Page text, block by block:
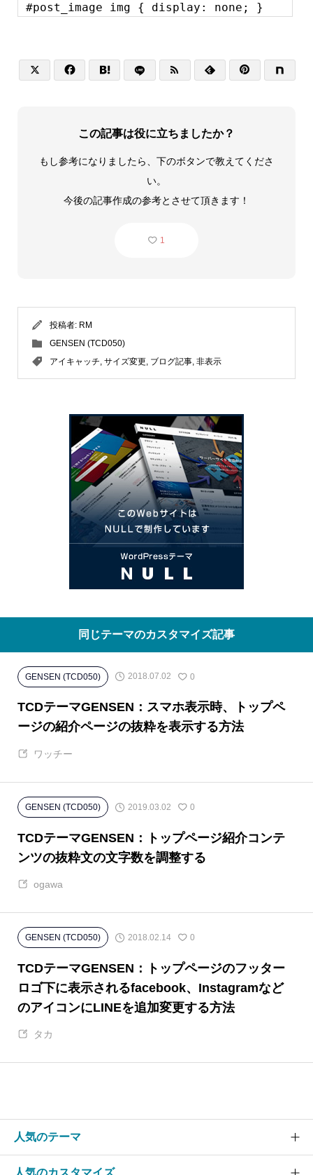
#post_image img { display: none; }
     
この記事は役に立ちましたか？
もし参考になりましたら、下のボタンで教えてくださ
い。
今後の記事作成の参考とさせて頂きます！
1
投稿者: RM
GENSEN (TCD050)
アイキャッチ, サイズ変更, ブログ記事, 非表示
同じテーマのカスタマイズ記事
GENSEN (TCD050) 2018.07.02 0
TCDテーマGENSEN：スマホ表示時、トップペ
ージの紹介ページの抜粋を表示する方法
ワッチー
GENSEN (TCD050) 2019.03.02 0
TCDテーマGENSEN：トップページ紹介コンテ
ンツの抜粋文の文字数を調整する
ogawa
GENSEN (TCD050) 2018.02.14 0
TCDテーマGENSEN：トップページのフッター
ロゴ下に表示されるfacebook、Instagramなど
のアイコンにLINEを追加変更する方法
タカ
人気のテーマ